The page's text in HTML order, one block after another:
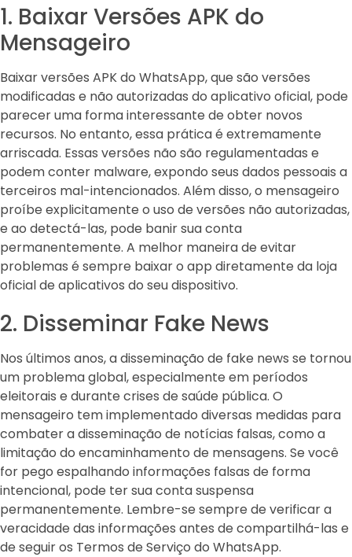
1. Baixar Versões APK do
Mensageiro
Baixar versões APK do WhatsApp, que são versões
modificadas e não autorizadas do aplicativo oficial, pode
parecer uma forma interessante de obter novos
recursos. No entanto, essa prática é extremamente
arriscada. Essas versões não são regulamentadas e
podem conter malware, expondo seus dados pessoais a
terceiros mal-intencionados. Além disso, o mensageiro
proíbe explicitamente o uso de versões não autorizadas,
e ao detectá-las, pode banir sua conta
permanentemente. A melhor maneira de evitar
problemas é sempre baixar o app diretamente da loja
oficial de aplicativos do seu dispositivo.
2. Disseminar Fake News
Nos últimos anos, a disseminação de fake news se tornou
um problema global, especialmente em períodos
eleitorais e durante crises de saúde pública. O
mensageiro tem implementado diversas medidas para
combater a disseminação de notícias falsas, como a
limitação do encaminhamento de mensagens. Se você
for pego espalhando informações falsas de forma
intencional, pode ter sua conta suspensa
permanentemente. Lembre-se sempre de verificar a
veracidade das informações antes de compartilhá-las e
de seguir os Termos de Serviço do WhatsApp.